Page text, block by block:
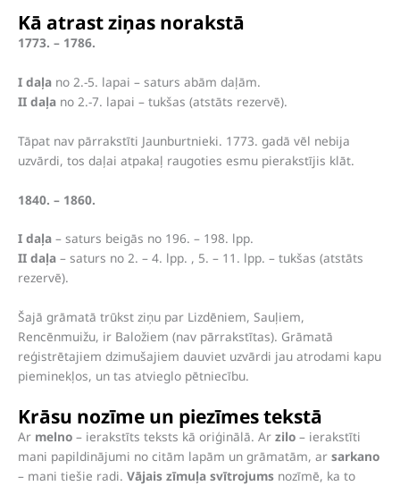
Kā atrast ziņas norakstā
1773. – 1786.
I daļa no 2.-5. lapai – saturs abām daļām.
II daļa no 2.-7. lapai – tukšas (atstāts rezervē).
Tāpat nav pārrakstīti Jaunburtnieki. 1773. gadā vēl nebija
uzvārdi, tos daļai atpakaļ raugoties esmu pierakstījis klāt.
1840. – 1860.
I daļa – saturs beigās no 196. – 198. lpp.
II daļa – saturs no 2. – 4. lpp. , 5. – 11. lpp. – tukšas (atstāts
rezervē).
Šajā grāmatā trūkst ziņu par Lizdēniem, Sauļiem,
Rencēnmuižu, ir Baložiem (nav pārrakstītas). Grāmatā
reģistrētajiem dzimušajiem dauviet uzvārdi jau atrodami kapu
pieminekļos, un tas atvieglo pētniecību.
Krāsu nozīme un piezīmes tekstā
Ar melno – ierakstīts teksts kā oriģinālā. Ar zilo – ierakstīti
mani papildinājumi no citām lapām un grāmatām, ar sarkano
– mani tiešie radi. Vājais zīmuļa svītrojums nozīmē, ka to